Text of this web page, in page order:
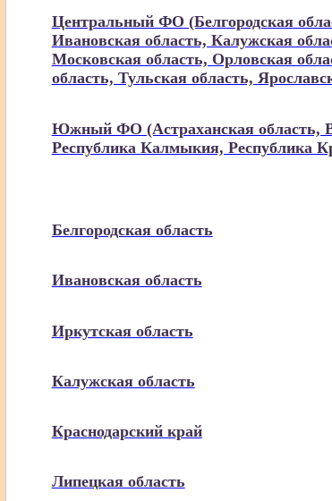
Центральный ФО (Белгородская
Ивановская область, Калужская
Московская область, Орловская
область, Тульская область,
Южный ФО (Астраханская область,
Республика Калмыкия, Республика
Белгородская область
Ивановская область
Иркутская область
Калужская область
Краснодарский край
Липецкая область